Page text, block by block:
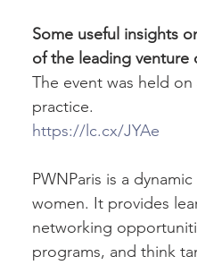
Some useful insights
of the leading venture
The event was held
practice.
https://lc.cx/JYAe
PWNParis is a
women. It provides
networking
programs, and think